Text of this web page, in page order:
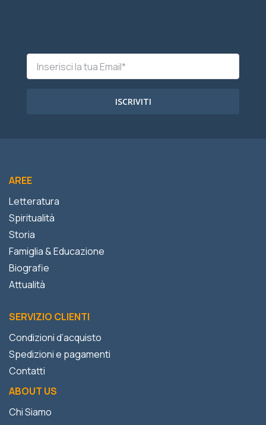
ISCRIVITI
AREE
Letteratura
Spiritualità
Storia
Famiglia & Educazione
Biografie
Attualità
SERVIZIO CLIENTI
Condizioni d’acquisto
Spedizioni e pagamenti
Contatti
ABOUT US
Chi Siamo